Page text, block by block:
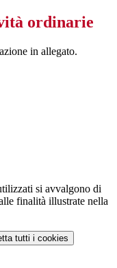
ordinarie
in allegato.
si avvalgono di
finalità illustrate nella
tutti i cookies